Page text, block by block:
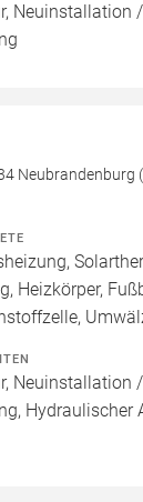
Neuinstallation
Neubrandenburg
Heizkörper,
Neuinstallation
Hydraulischer